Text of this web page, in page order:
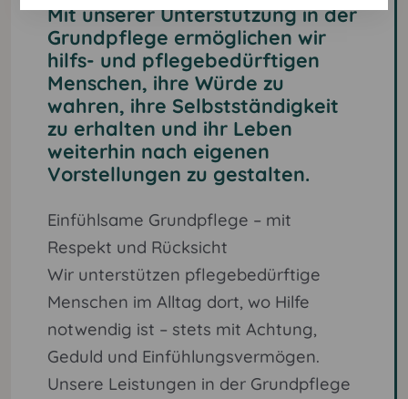
Mit unserer Unterstützung in der
Grundpflege ermöglichen wir
hilfs- und pflegebedürftigen
Menschen, ihre Würde zu
wahren, ihre Selbstständigkeit
zu erhalten und ihr Leben
weiterhin nach eigenen
Vorstellungen zu gestalten.
Einfühlsame Grundpflege – mit
Respekt und Rücksicht
Wir unterstützen pflegebedürftige
Menschen im Alltag dort, wo Hilfe
notwendig ist – stets mit Achtung,
Geduld und Einfühlungsvermögen.
Unsere Leistungen in der Grundpflege